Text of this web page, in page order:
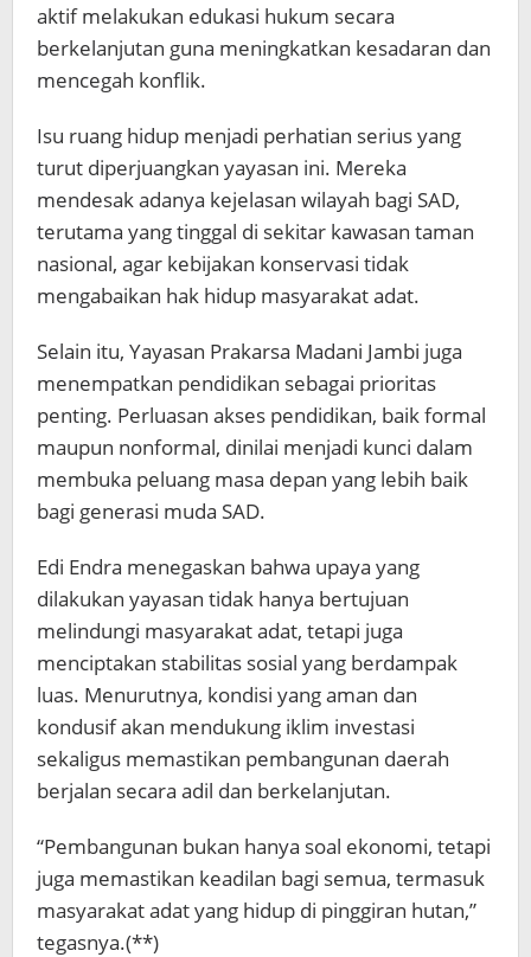
aktif melakukan edukasi hukum secara
berkelanjutan guna meningkatkan kesadaran dan
mencegah konflik.
Isu ruang hidup menjadi perhatian serius yang
turut diperjuangkan yayasan ini. Mereka
mendesak adanya kejelasan wilayah bagi SAD,
terutama yang tinggal di sekitar kawasan taman
nasional, agar kebijakan konservasi tidak
mengabaikan hak hidup masyarakat adat.
Selain itu, Yayasan Prakarsa Madani Jambi juga
menempatkan pendidikan sebagai prioritas
penting. Perluasan akses pendidikan, baik formal
maupun nonformal, dinilai menjadi kunci dalam
membuka peluang masa depan yang lebih baik
bagi generasi muda SAD.
Edi Endra menegaskan bahwa upaya yang
dilakukan yayasan tidak hanya bertujuan
melindungi masyarakat adat, tetapi juga
menciptakan stabilitas sosial yang berdampak
luas. Menurutnya, kondisi yang aman dan
kondusif akan mendukung iklim investasi
sekaligus memastikan pembangunan daerah
berjalan secara adil dan berkelanjutan.
“Pembangunan bukan hanya soal ekonomi, tetapi
juga memastikan keadilan bagi semua, termasuk
masyarakat adat yang hidup di pinggiran hutan,”
tegasnya.(**)